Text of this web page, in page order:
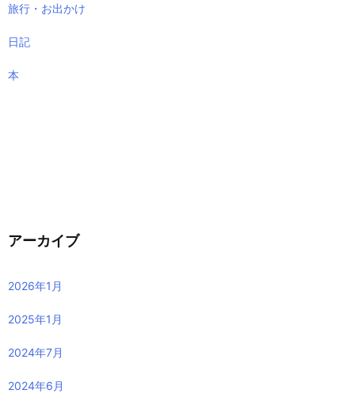
旅行・お出かけ
日記
本